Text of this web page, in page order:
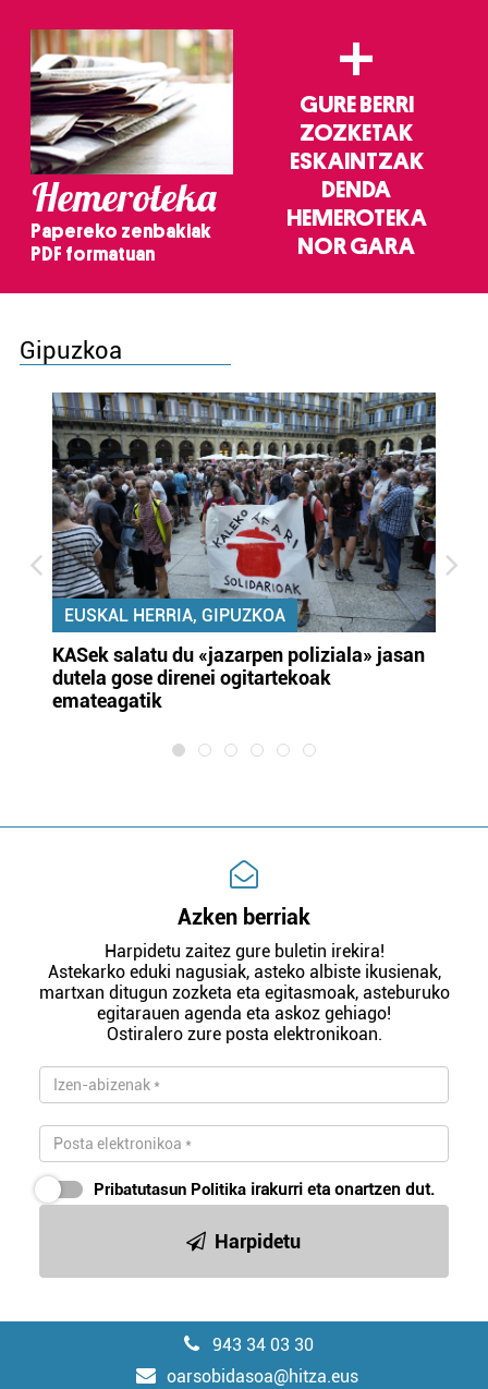
Hemeroteka
Papereko zenbakiak
PDF formatuan
+
GURE BERRI
ZOZKETAK
ESKAINTZAK
DENDA
HEMEROTEKA
NOR GARA
Gipuzkoa
EUSKAL HERRIA, GIPUZKOA
KASek salatu du «jazarpen poliziala» jasan
dutela gose direnei ogitartekoak
emateagatik
Azken berriak
Harpidetu zaitez gure buletin irekira!
Astekarko eduki nagusiak, asteko albiste ikusienak,
martxan ditugun zozketa eta egitasmoak, asteburuko
egitarauen agenda eta askoz gehiago!
Ostiralero zure posta elektronikoan.
Pribatutasun Politika irakurri eta onartzen dut.
Harpidetu
943 34 03 30
oarsobidasoa@hitza.eus